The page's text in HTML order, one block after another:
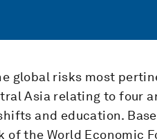
global risks most
Asia relating to four
and education.
of the World Economic